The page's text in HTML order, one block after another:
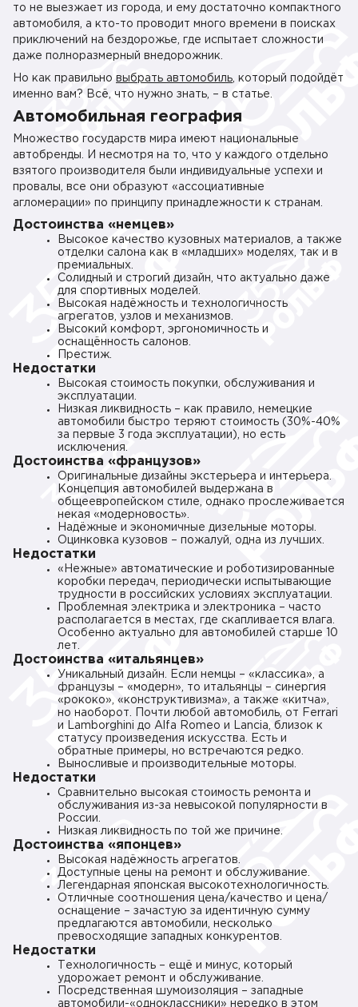
то не выезжает из города, и ему достаточно компактного
автомобиля, а кто-то проводит много времени в поисках
приключений на бездорожье, где испытает сложности
даже полноразмерный внедорожник.
Но как правильно выбрать автомобиль , который подойдёт
именно вам? Всё, что нужно знать, – в статье.
Автомобильная география
Множество государств мира имеют национальные
автобренды. И несмотря на то, что у каждого отдельно
взятого производителя были индивидуальные успехи и
провалы, все они образуют «ассоциативные
агломерации» по принципу принадлежности к странам.
Достоинства «немцев»
Высокое качество кузовных материалов, а также
отделки салона как в «младших» моделях, так и в
премиальных.
Солидный и строгий дизайн, что актуально даже
для спортивных моделей.
Высокая надёжность и технологичность
агрегатов, узлов и механизмов.
Высокий комфорт, эргономичность и
оснащённость салонов.
Престиж.
Недостатки
Высокая стоимость покупки, обслуживания и
эксплуатации.
Низкая ликвидность – как правило, немецкие
автомобили быстро теряют стоимость (30%-40%
за первые 3 года эксплуатации), но есть
исключения.
Достоинства «французов»
Оригинальные дизайны экстерьера и интерьера.
Концепция автомобилей выдержана в
общеевропейском стиле, однако прослеживается
некая «модерновость».
Надёжные и экономичные дизельные моторы.
Оцинковка кузовов – пожалуй, одна из лучших.
Недостатки
«Нежные» автоматические и роботизированные
коробки передач, периодически испытывающие
трудности в российских условиях эксплуатации.
Проблемная электрика и электроника – часто
располагается в местах, где скапливается влага.
Особенно актуально для автомобилей старше 10
лет.
Достоинства «итальянцев»
Уникальный дизайн. Если немцы – «классика», а
французы – «модерн», то итальянцы – синергия
«рококо», «конструктивизма», а также «китча»,
но наоборот. Почти любой автомобиль, от Ferrari
и Lamborghini до Alfa Romeo и Lancia, близок к
статусу произведения искусства. Есть и
обратные примеры, но встречаются редко.
Выносливые и производительные моторы.
Недостатки
Сравнительно высокая стоимость ремонта и
обслуживания из-за невысокой популярности в
России.
Низкая ликвидность по той же причине.
Достоинства «японцев»
Высокая надёжность агрегатов.
Доступные цены на ремонт и обслуживание.
Легендарная японская высокотехнологичность.
Отличные соотношения цена/качество и цена/
оснащение – зачастую за идентичную сумму
предлагаются автомобили, несколько
превосходящие западных конкурентов.
Недостатки
Технологичность – ещё и минус, который
удорожает ремонт и обслуживание.
Посредственная шумоизоляция – западные
автомобили-«одноклассники» нередко в этом